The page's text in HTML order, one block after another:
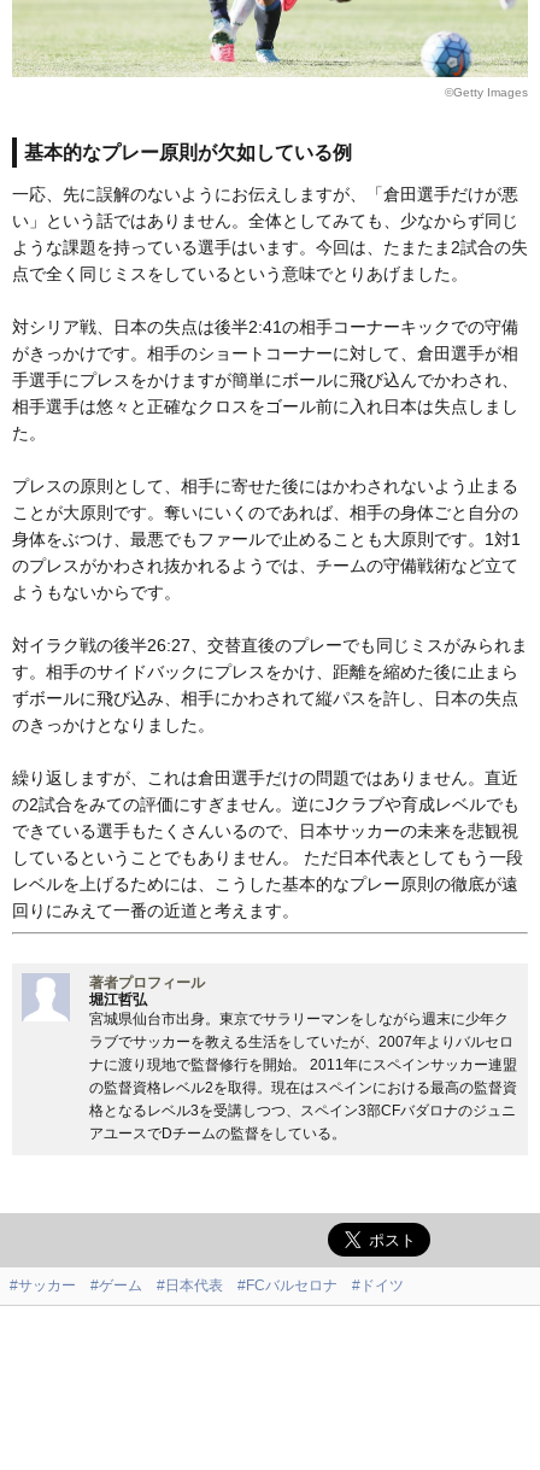
©Getty Images
基本的なプレー原則が欠如している例
一応、先に誤解のないようにお伝えしますが、「倉田選手だけが悪
い」という話ではありません。全体としてみても、少なからず同じ
ような課題を持っている選手はいます。今回は、たまたま2試合の失
点で全く同じミスをしているという意味でとりあげました。
対シリア戦、日本の失点は後半2:41の相手コーナーキックでの守備
がきっかけです。相手のショートコーナーに対して、倉田選手が相
手選手にプレスをかけますが簡単にボールに飛び込んでかわされ、
相手選手は悠々と正確なクロスをゴール前に入れ日本は失点しまし
た。
プレスの原則として、相手に寄せた後にはかわされないよう止まる
ことが大原則です。奪いにいくのであれば、相手の身体ごと自分の
身体をぶつけ、最悪でもファールで止めることも大原則です。1対1
のプレスがかわされ抜かれるようでは、チームの守備戦術など立て
ようもないからです。
対イラク戦の後半26:27、交替直後のプレーでも同じミスがみられま
す。相手のサイドバックにプレスをかけ、距離を縮めた後に止まら
ずボールに飛び込み、相手にかわされて縦パスを許し、日本の失点
のきっかけとなりました。
繰り返しますが、これは倉田選手だけの問題ではありません。直近
の2試合をみての評価にすぎません。逆にJクラブや育成レベルでも
できている選手もたくさんいるので、日本サッカーの未来を悲観視
しているということでもありません。 ただ日本代表としてもう一段
レベルを上げるためには、こうした基本的なプレー原則の徹底が遠
回りにみえて一番の近道と考えます。
著者プロフィール
堀江哲弘
宮城県仙台市出身。東京でサラリーマンをしながら週末に少年ク
ラブでサッカーを教える生活をしていたが、2007年よりバルセロ
ナに渡り現地で監督修行を開始。 2011年にスペインサッカー連盟
の監督資格レベル2を取得。現在はスペインにおける最高の監督資
格となるレベル3を受講しつつ、スペイン3部CFバダロナのジュニ
アユースでDチームの監督をしている。
#サッカー #ゲーム #日本代表 #FCバルセロナ #ドイツ